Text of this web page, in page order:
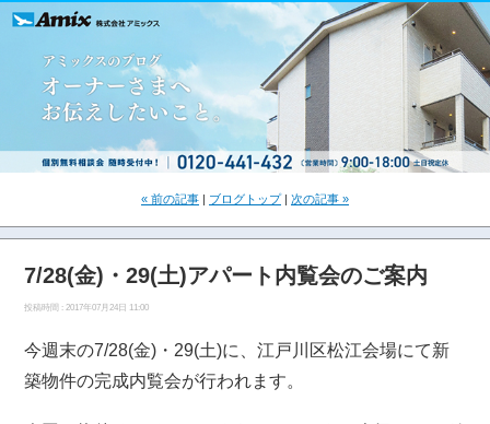
« 前の記事 ブログトップ| 次の記事 »
7/28(金)・29(土)アパート内覧会のご案内
投稿時間 : 2017年07月24日 11:00
今週末の7/28(金)・29(土)に、江戸川区松江会場にて新
築物件の完成内覧会が行われます。